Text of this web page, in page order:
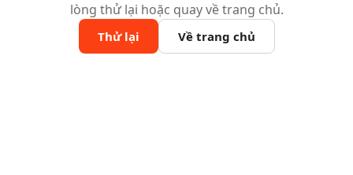
lòng thử lại hoặc quay về trang chủ.
Thử lại Về trang chủ